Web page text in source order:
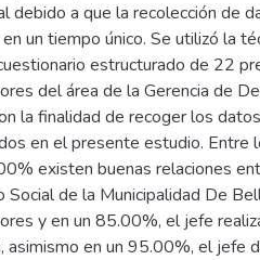
debido a que la recolección de
un tiempo único. Se utilizó la
estructurado de 22
del área de la Gerencia de
la finalidad de recoger los
en el presente estudio. Entre
existen buenas relaciones
Social de la Municipalidad De
y en un 85.00%, el jefe
asimismo en un 95.00%, el jefe